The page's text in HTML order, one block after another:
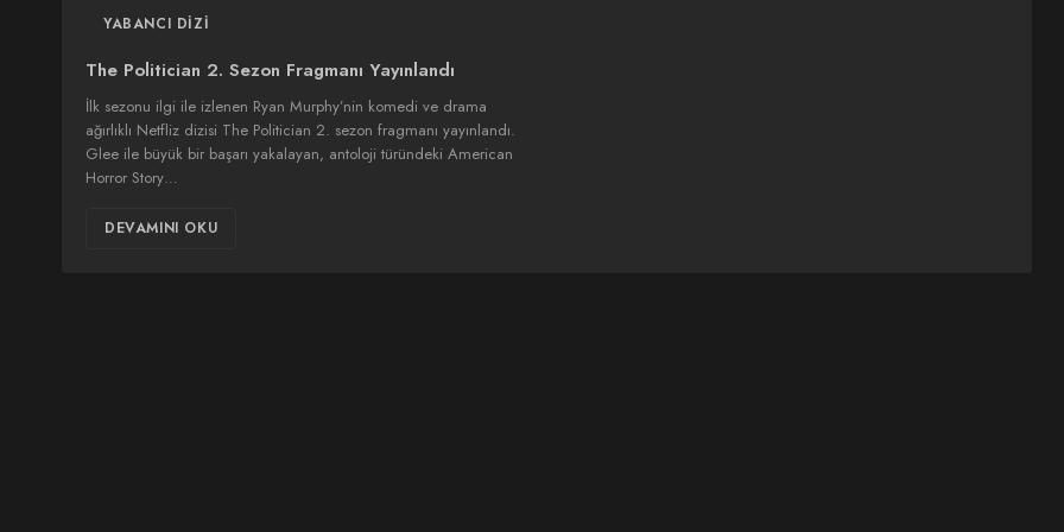
YABANCI DIZI
The Politician 2. Sezon Fragmanı Yayınlandı
İlk sezonu ilgi ile izlenen Ryan Murphy’nin komedi ve drama
ağırlıklı Netfliz dizisi The Politician 2. sezon fragmanı yayınlandı.
Glee ile büyük bir başarı yakalayan, antoloji türündeki American
Horror Story…
DEVAMINI OKU